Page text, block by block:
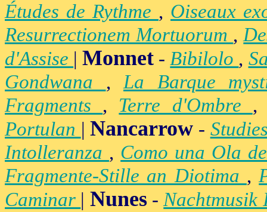
Études de Rythme , Oiseaux
Resurrectionem Mortuorum ,
d'Assise |Monnet -Bibilolo ,
Gondwana ,La Barque
Fragments , Terre d'Ombre
Portulan |Nancarrow -
Intolleranza , Como una Ola
Fragmente-Stille an Diotima ,
Caminar | Nunes-